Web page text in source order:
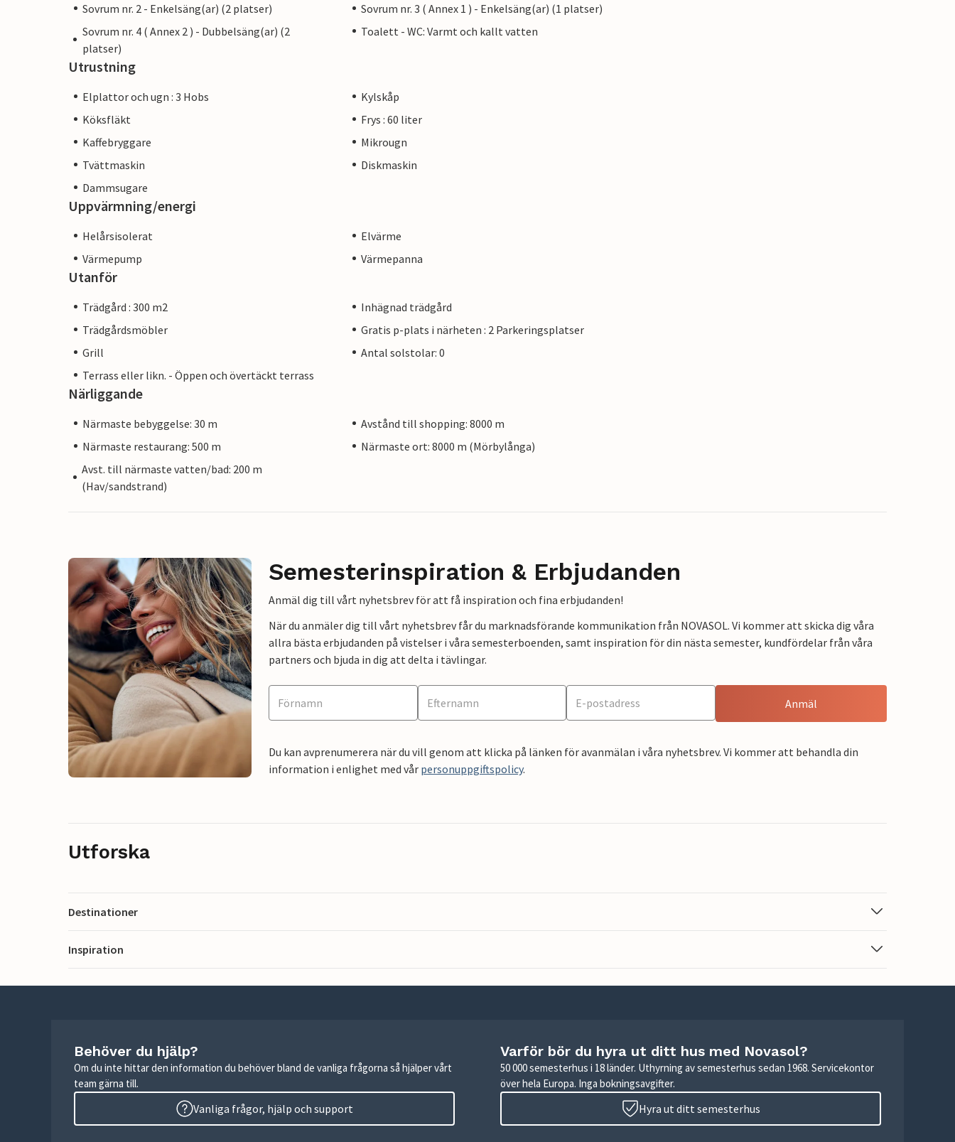
Sovrum nr. 2 - Enkelsäng(ar) (2 platser)
Sovrum nr. 3 ( Annex 1 ) - Enkelsäng(ar) (1 platser)
Sovrum nr. 4 ( Annex 2 ) - Dubbelsäng(ar) (2
platser)
Toalett - WC: Varmt och kallt vatten
Utrustning
Elplattor och ugn : 3 Hobs
Kylskåp
Köksfläkt
Frys : 60 liter
Kaffebryggare
Mikrougn
Tvättmaskin
Diskmaskin
Dammsugare
Uppvärmning/energi
Helårsisolerat
Elvärme
Värmepump
Värmepanna
Utanför
Trädgård : 300 m2
Inhägnad trädgård
Trädgårdsmöbler
Gratis p-plats i närheten : 2 Parkeringsplatser
Grill
Antal solstolar: 0
Terrass eller likn. - Öppen och övertäckt terrass
Närliggande
Närmaste bebyggelse: 30 m
Avstånd till shopping: 8000 m
Närmaste restaurang: 500 m
Närmaste ort: 8000 m (Mörbylånga)
Avst. till närmaste vatten/bad: 200 m
(Hav/sandstrand)
Semesterinspiration & Erbjudanden
Anmäl dig till vårt nyhetsbrev för att få inspiration och fina erbjudanden!
När du anmäler dig till vårt nyhetsbrev får du marknadsförande kommunikation från NOVASOL. Vi kommer att skicka dig våra
allra bästa erbjudanden på vistelser i våra semesterboenden, samt inspiration för din nästa semester, kundfördelar från våra
partners och bjuda in dig att delta i tävlingar.
Anmäl
Du kan avprenumerera när du vill genom att klicka på länken för avanmälan i våra nyhetsbrev. Vi kommer att behandla din
information i enlighet med vår personuppgiftspolicy.
Utforska
Destinationer
Inspiration
Behöver du hjälp?
Om du inte hittar den information du behöver bland de vanliga frågorna så hjälper vårt
team gärna till.
Vanliga frågor, hjälp och support
Varför bör du hyra ut ditt hus med Novasol?
50 000 semesterhus i 18 länder. Uthyrning av semesterhus sedan 1968. Servicekontor
över hela Europa. Inga bokningsavgifter.
Hyra ut ditt semesterhus